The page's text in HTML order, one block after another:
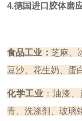
4.德国进口胶体磨
食品工业： 芝麻、
豆沙、花生奶、蛋
化学工业 ：油漆
青、洗涤剂、玻璃